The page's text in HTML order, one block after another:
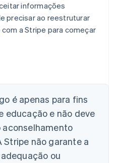
informações
precisar ao reestruturar
com a Stripe para começar
é apenas para fins
educação e não deve
não garante a
ou